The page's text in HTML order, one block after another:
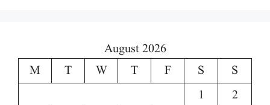
August 2026
M
T W T F S
S
1
2